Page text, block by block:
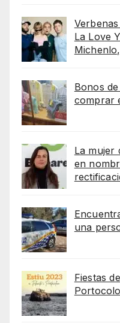
La Love
Bonos
comprar
La mujer
en
una
Fiestas